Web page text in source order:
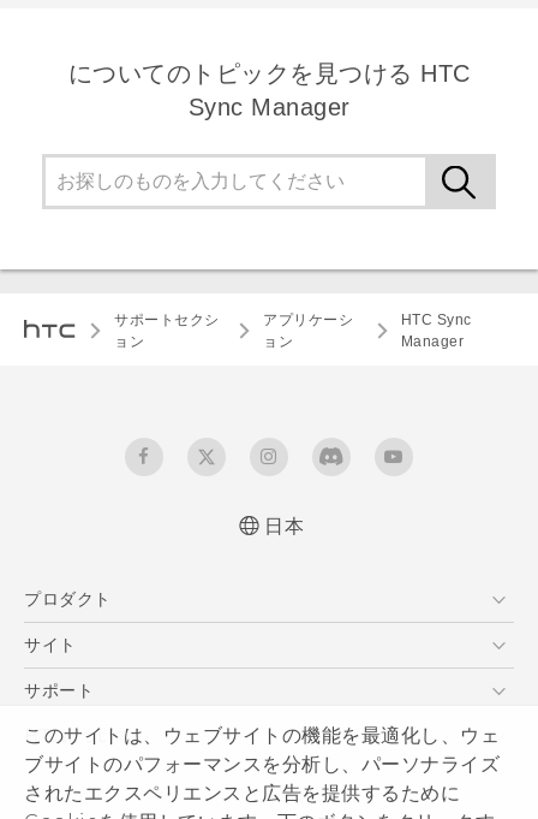
このサイトは、ウェブサイトの機能を最適化し、ウェ
ブサイトのパフォーマンスを分析し、パーソナライズ
されたエクスペリエンスと広告を提供するために
についてのトピックを見つける HTC
Sync Manager
サポートセクシ
ョン
アプリケーシ
ョン
HTC Sync
Manager
日本
プロダクト
スマートフォン
サイト
HTC Dev
HTC Research
サポート
サポートセンター
発送状況
サポート
HTCについて
ESG
製品のセキュリティ